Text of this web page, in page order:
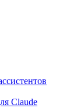
Claude